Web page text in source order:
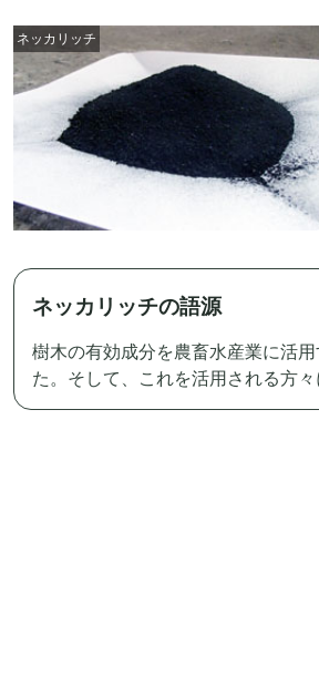
ネッカリッチ
ネッカリッチの語源
樹木の有効成分を農畜水産業に活
た。そして、これを活用される方